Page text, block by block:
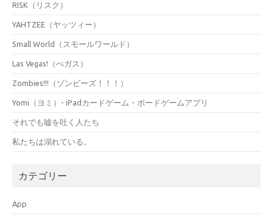
RISK（リスク）
YAHTZEE（ヤッツィー）
Small World（スモールワールド）
Las Vegas!（べガス）
Zombies!!!（ゾンビーズ！！！）
Yomi（ヨミ）- iPadカードゲーム・ボードゲームアプリ
それでも嘘を吐く人たち
私たちは溺れている。
カテゴリー
App